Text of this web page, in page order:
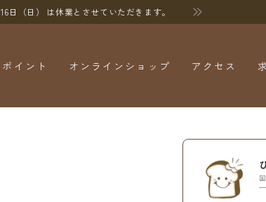
日（日） は休業とさせていただきます。
ポイント オンラインショップ アクセス